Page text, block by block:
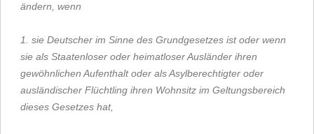
ändern, wenn
1. sie Deutscher im Sinne des Grundgesetzes ist oder wenn
sie als Staatenloser oder heimatloser Ausländer ihren
gewöhnlichen Aufenthalt oder als Asylberechtigter oder
ausländischer Flüchtling ihren Wohnsitz im Geltungsbereich
dieses Gesetzes hat,